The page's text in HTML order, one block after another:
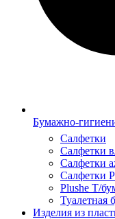
Бумажно-
Салфетки
Салфетки
Салфетки
Салфетки
Plushe Т/
Туалетная
Изделия из